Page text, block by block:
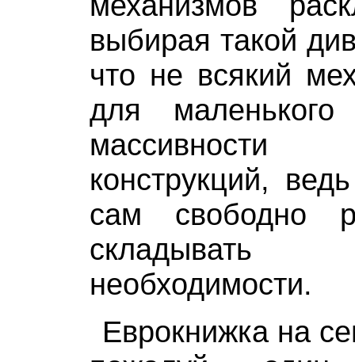
выбирая такой
что не всякий
для
конструкций,
сам свободно
необходимости.
Еврокнижка на